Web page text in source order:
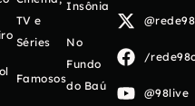
TV e
Séries
Famosos
Insônia
No
Fundo
do Baú
/
@98live